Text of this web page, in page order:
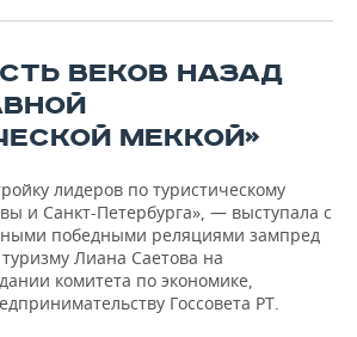
ВЕКОВ НАЗАД
МЕККОЙ»
лидеров по туристическому
и Санкт-Петербурга», — выступала с
победными реляциями зампред
Лиана Саетова на
комитета по экономике,
Госсовета РТ.